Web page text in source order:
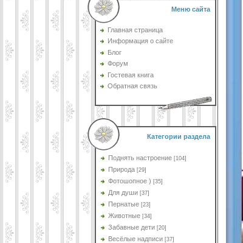
Меню сайта
Главная страница
Информация о сайте
Блог
Форум
Гостевая книга
Обратная связь
Категории раздела
Поднять настроение [104]
Природа [29]
Фотошопное ) [35]
Для души [37]
Пернатые [23]
Животные [34]
Забавные дети [20]
Весёлые надписи [37]